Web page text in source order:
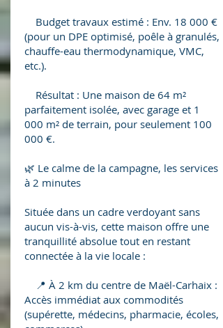
Budget travaux estimé : Env. 18 000 €
(pour un DPE optimisé, poêle à granulés,
chauffe-eau thermodynamique, VMC,
etc.).
Résultat : Une maison de 64 m²
parfaitement isolée, avec garage et 1
000 m² de terrain, pour seulement 100
000 €.
🌿 Le calme de la campagne, les services
à 2 minutes
Située dans un cadre verdoyant sans
aucun vis-à-vis, cette maison offre une
tranquillité absolue tout en restant
connectée à la vie locale :
📍 À 2 km du centre de Maël-Carhaix :
Accès immédiat aux commodités
(supérette, médecins, pharmacie, écoles,